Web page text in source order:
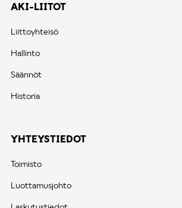
AKI-LIITOT
Liittoyhteisö
Hallinto
Säännöt
Historia
YHTEYSTIEDOT
Toimisto
Luottamusjohto